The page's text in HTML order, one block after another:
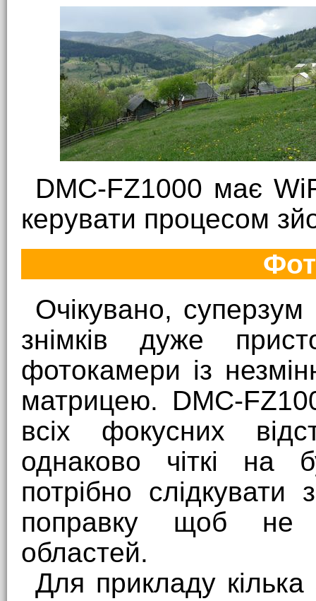
DMC-FZ1000 має
керувати процесом
Очікувано,
знімків дуже
фотокамери із
матрицею. DMC-
всіх фокусних
однаково чіткі на
потрібно
поправку щоб не
областей.
Для прикладу кілька